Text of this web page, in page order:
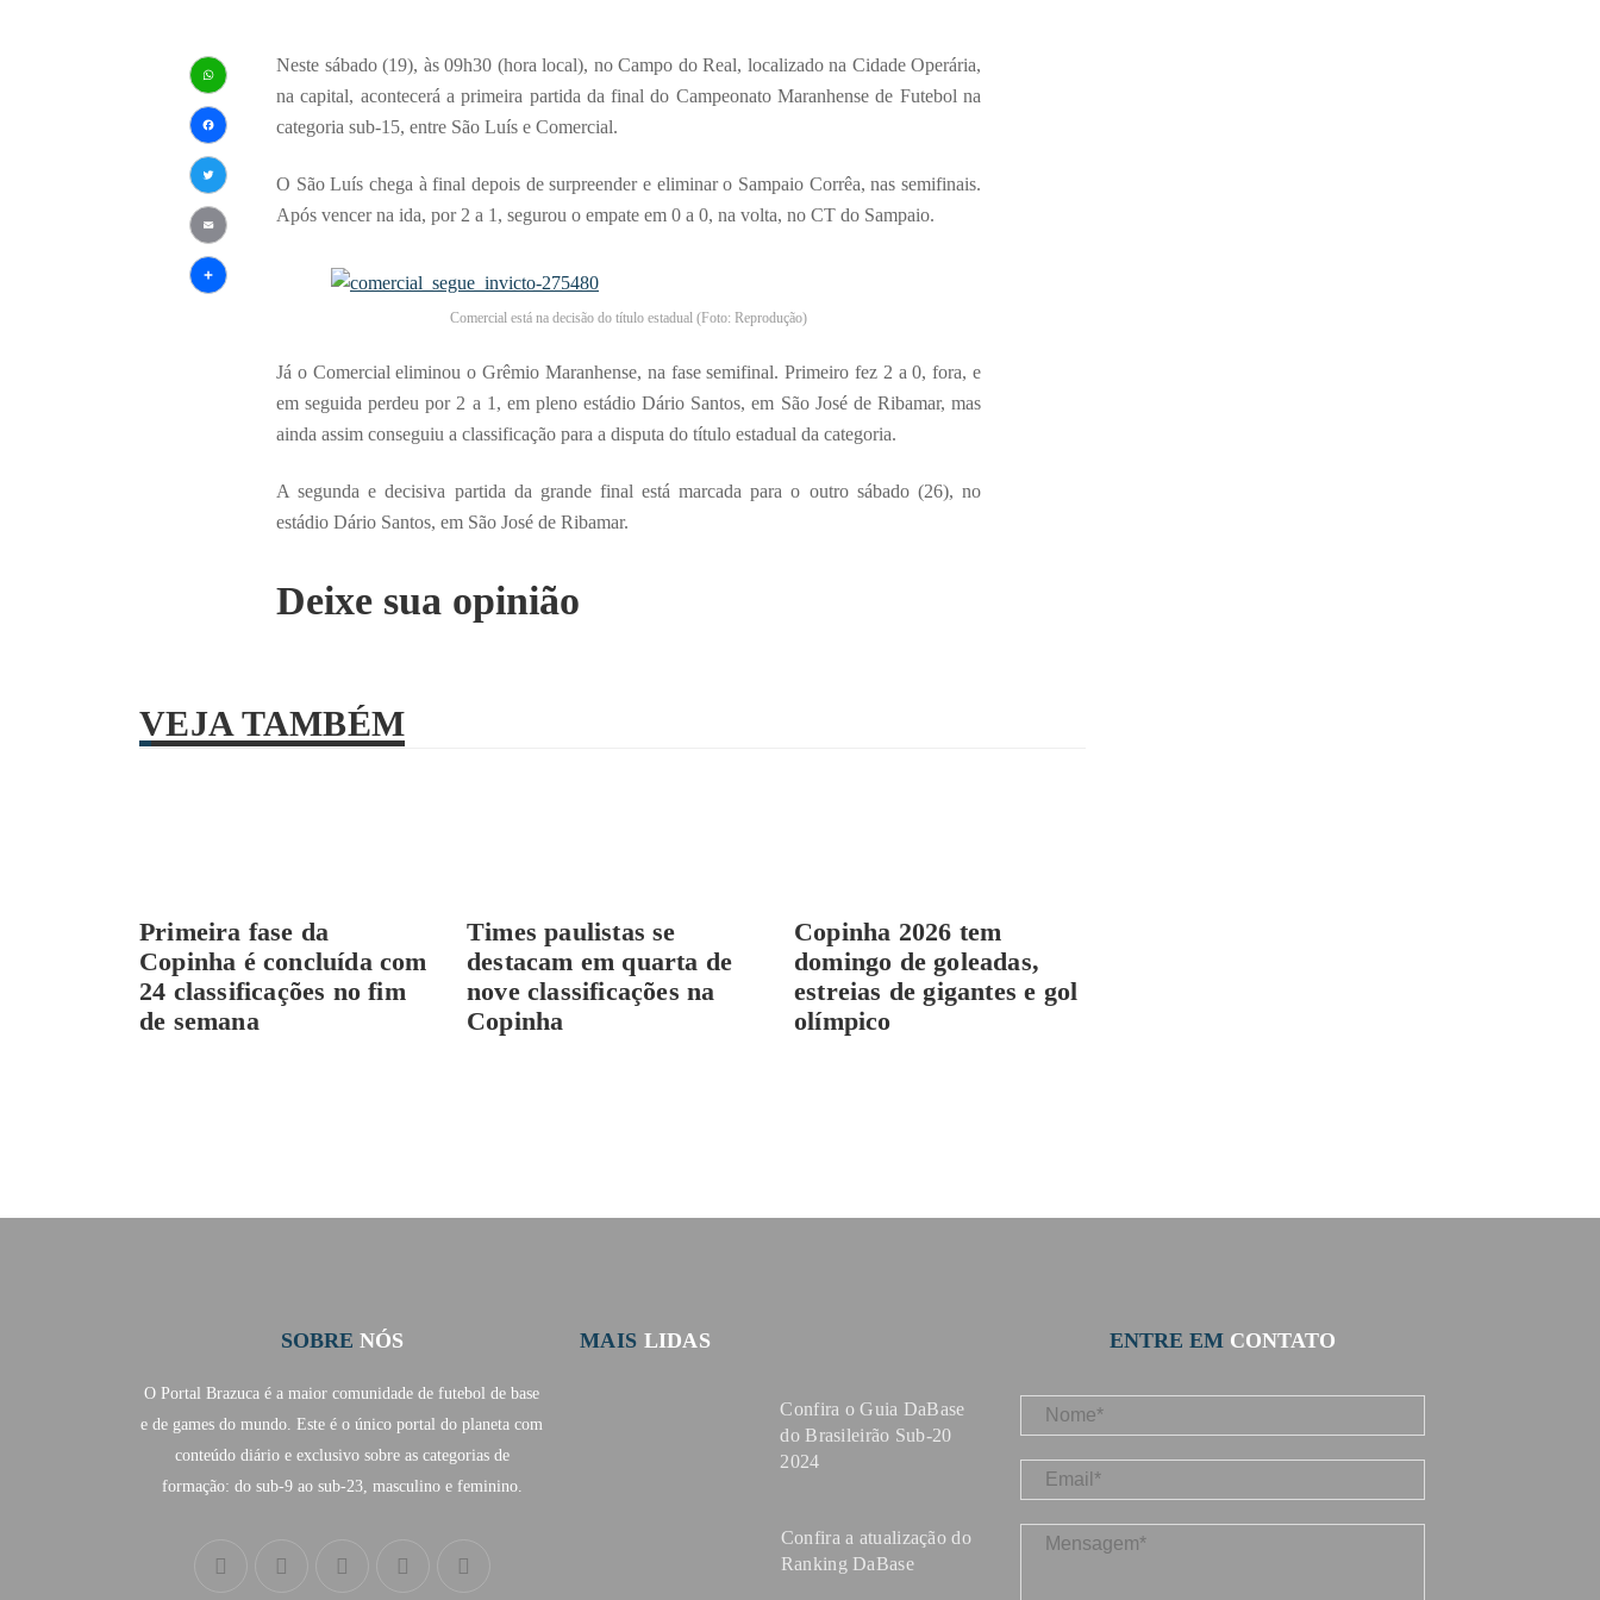
WhatsApp
Facebook
Twitter
Email
Neste sábado (19), às 09h30 (hora local), no Campo do Real, localizado na Cidade Operária,
na capital, acontecerá a primeira partida da final do Campeonato Maranhense de Futebol na
categoria sub-15, entre São Luís e Comercial.
O São Luís chega à final depois de surpreender e eliminar o Sampaio Corrêa, nas semifinais.
Após vencer na ida, por 2 a 1, segurou o empate em 0 a 0, na volta, no CT do Sampaio.
Comercial está na decisão do título estadual (Foto: Reprodução)
Já o Comercial eliminou o Grêmio Maranhense, na fase semifinal. Primeiro fez 2 a 0, fora, e
em seguida perdeu por 2 a 1, em pleno estádio Dário Santos, em São José de Ribamar, mas
ainda assim conseguiu a classificação para a disputa do título estadual da categoria.
A segunda e decisiva partida da grande final está marcada para o outro sábado (26), no
estádio Dário Santos, em São José de Ribamar.
Deixe sua opinião
VEJA TAMBÉM
Primeira fase da
Copinha é concluída com
24 classificações no fim
de semana
Times paulistas se
destacam em quarta de
nove classificações na
Copinha
Copinha 2026 tem
domingo de goleadas,
estreias de gigantes e gol
olímpico
SOBRE NÓS
O Portal Brazuca é a maior comunidade de futebol de base
e de games do mundo. Este é o único portal do planeta com
conteúdo diário e exclusivo sobre as categorias de
formação: do sub-9 ao sub-23, masculino e feminino.
MAIS LIDAS
Confira o Guia DaBase
do Brasileirão Sub-20
2024
Confira a atualização do
Ranking DaBase
ENTRE EM CONTATO